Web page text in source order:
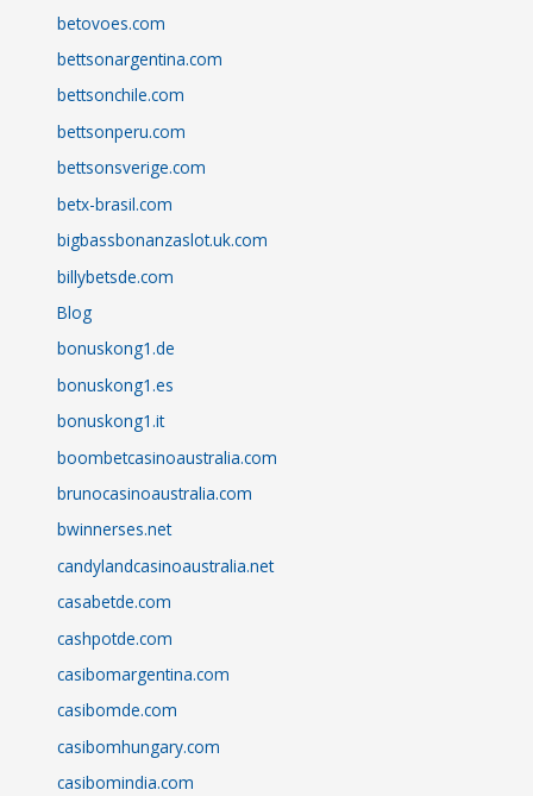
betovoes.com
bettsonargentina.com
bettsonchile.com
bettsonperu.com
bettsonsverige.com
betx-brasil.com
bigbassbonanzaslot.uk.com
billybetsde.com
Blog
bonuskong1.de
bonuskong1.es
bonuskong1.it
boombetcasinoaustralia.com
brunocasinoaustralia.com
bwinnerses.net
candylandcasinoaustralia.net
casabetde.com
cashpotde.com
casibomargentina.com
casibomde.com
casibomhungary.com
casibomindia.com